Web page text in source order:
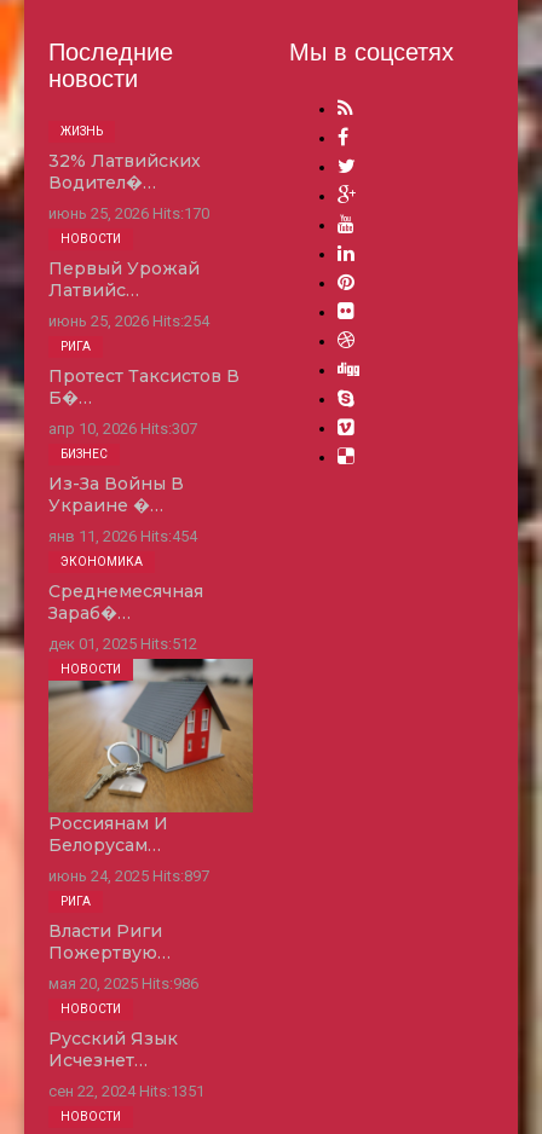
Последние
новости
32% Латвийских
Водител�…
июнь 25, 2026 Hits:170
ЖИЗНЬ
Первый Урожай
Латвийс…
июнь 25, 2026 Hits:254
НОВОСТИ
Протест Таксистов В
Б�…
апр 10, 2026 Hits:307
РИГА
Из-За Войны В
Украине �…
янв 11, 2026 Hits:454
БИЗНЕС
Среднемесячная
Зараб�…
дек 01, 2025 Hits:512
ЭКОНОМИКА
Россиянам И
Белорусам…
июнь 24, 2025 Hits:897
НОВОСТИ
Власти Риги
Пожертвую…
мая 20, 2025 Hits:986
РИГА
Русский Язык
Исчезнет…
сен 22, 2024 Hits:1351
НОВОСТИ
НОВОСТИ
Мы в соцсетях